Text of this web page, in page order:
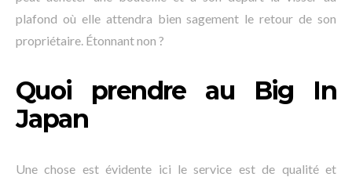
plafond où elle attendra bien sagement le retour de son
propriétaire. Étonnant non ?
Quoi prendre au Big In
Japan
Une chose est évidente ici le service est de qualité et